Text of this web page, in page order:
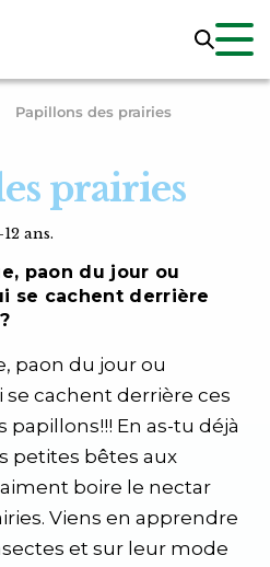
Papillons des prairies
prairies
ans.
paon du jour ou
se cachent derrière
paon du jour ou
se cachent derrière ces
papillons!!! En as-tu déjà
petites bêtes aux
boire le nectar
Viens en apprendre
et sur leur mode